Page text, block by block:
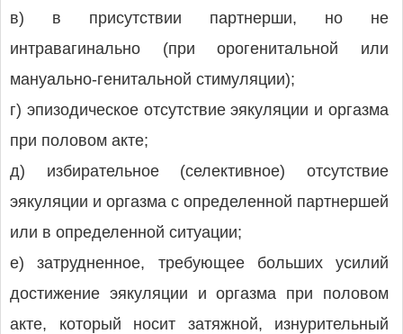
в) в присутствии партнерши, но не
интравагинально (при орогенитальной или
мануально-генитальной стимуляции);
г) эпизодическое отсутствие эякуляции и оргазма
при половом акте;
д) избирательное (селективное) отсутствие
эякуляции и оргазма с определенной партнершей
или в определенной ситуации;
е) затрудненное, требующее больших усилий
достижение эякуляции и оргазма при половом
акте, который носит затяжной, изнурительный